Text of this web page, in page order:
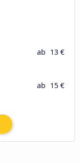
ab 13 €
ab 15 €